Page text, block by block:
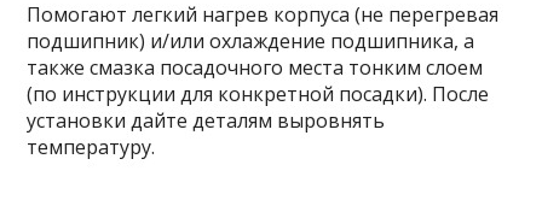
Помогают легкий нагрев корпуса (не перегревая
подшипник) и/или охлаждение подшипника, а
также смазка посадочного места тонким слоем
(по инструкции для конкретной посадки). После
установки дайте деталям выровнять
температуру.